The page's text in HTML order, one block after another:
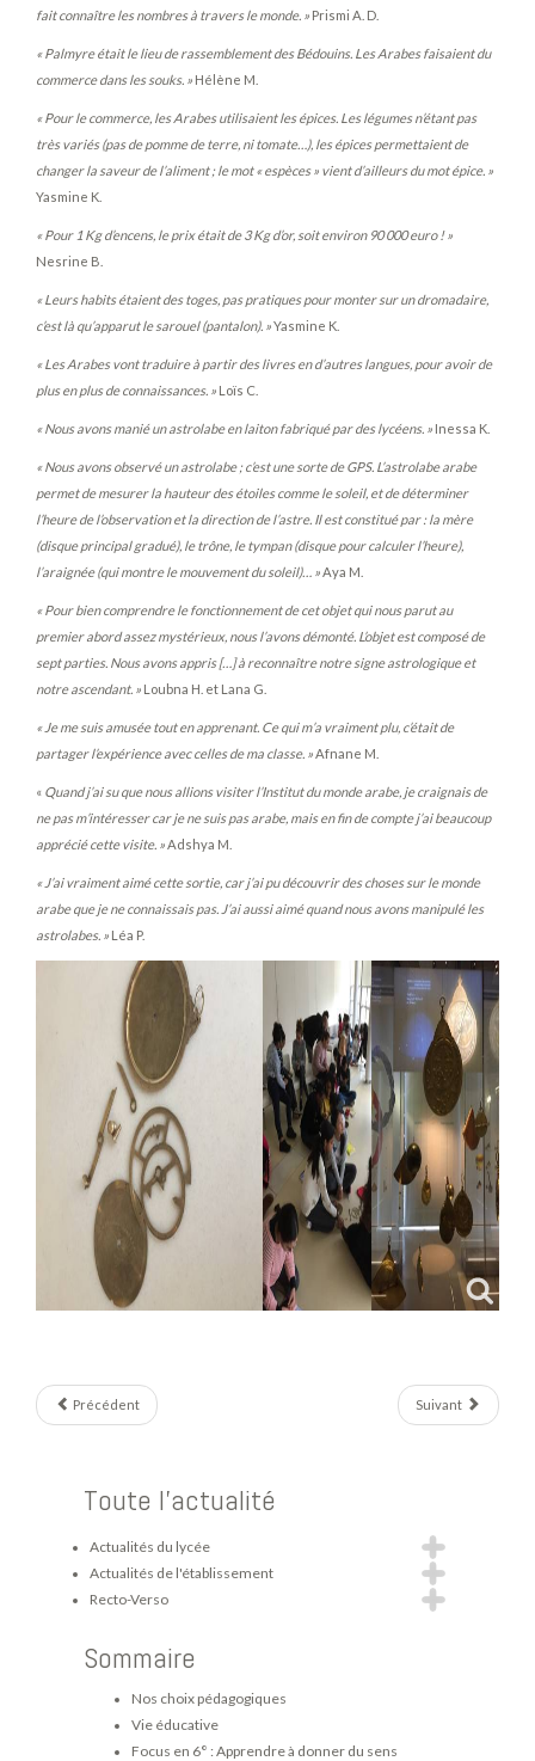
fait connaître les nombres à travers le monde. » Prismi A. D.
« Palmyre était le lieu de rassemblement des Bédouins. Les Arabes faisaient du
commerce dans les souks. » Hélène M.
« Pour le commerce, les Arabes utilisaient les épices. Les légumes n’étant pas
très variés (pas de pomme de terre, ni tomate…), les épices permettaient de
changer la saveur de l’aliment ; le mot « espèces » vient d’ailleurs du mot épice. »
Yasmine K.
« Pour 1 Kg d’encens, le prix était de 3 Kg d’or, soit environ 90 000 euro ! »
Nesrine B.
« Leurs habits étaient des toges, pas pratiques pour monter sur un dromadaire,
c’est là qu’apparut le sarouel (pantalon). »Yasmine K.
« Les Arabes vont traduire à partir des livres en d’autres langues, pour avoir de
plus en plus de connaissances. » Loïs C.
« Nous avons manié un astrolabe en laiton fabriqué par des lycéens. » Inessa K.
« Nous avons observé un astrolabe ; c’est une sorte de GPS. L’astrolabe arabe
permet de mesurer la hauteur des étoiles comme le soleil, et de déterminer
l’heure de l’observation et la direction de l’astre. Il est constitué par : la mère
(disque principal gradué), le trône, le tympan (disque pour calculer l’heure),
l’araignée (qui montre le mouvement du soleil)… »Aya M.
« Pour bien comprendre le fonctionnement de cet objet qui nous parut au
premier abord assez mystérieux, nous l’avons démonté. L’objet est composé de
sept parties. Nous avons appris […] à reconnaître notre signe astrologique et
notre ascendant. » Loubna H. et Lana G.
« Je me suis amusée tout en apprenant. Ce qui m’a vraiment plu, c’était de
partager l’expérience avec celles de ma classe. »Afnane M.
« Quand j’ai su que nous allions visiter l’Institut du monde arabe, je craignais de
ne pas m’intéresser car je ne suis pas arabe, mais en fin de compte j’ai beaucoup
apprécié cette visite. »Adshya M.
« J’ai vraiment aimé cette sortie, car j’ai pu découvrir des choses sur le monde
arabe que je ne connaissais pas. J’ai aussi aimé quand nous avons manipulé les
astrolabes. » Léa P.
Précédent Suivant
Toute l'actualité
Actualités du lycée
Actualités de l'établissement
Recto-Verso
Sommaire
Nos choix pédagogiques
Vie éducative
Focus en 6° : Apprendre à donner du sens